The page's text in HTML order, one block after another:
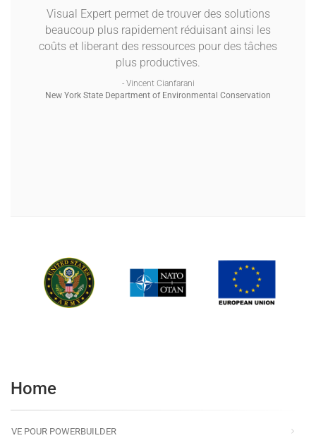
Visual Expert permet de trouver des solutions
beaucoup plus rapidement réduisant ainsi les
coûts et liberant des ressources pour des tâches
plus productives.
- Vincent Cianfarani
New York State Department of Environmental Conservation
Home
VE POUR POWERBUILDER